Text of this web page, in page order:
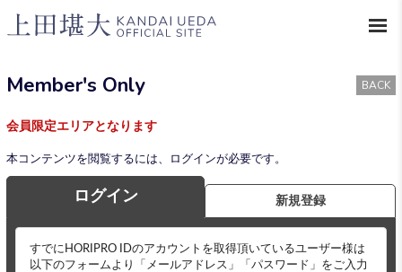
Member's Only BACK
会員限定エリアとなります
本コンテンツを閲覧するには、ログインが必要です。
ログイン 新規登録
すでにHORIPRO IDのアカウントを取得頂いているユーザー様は
以下のフォームより「メールアドレス」「パスワード」をご入力